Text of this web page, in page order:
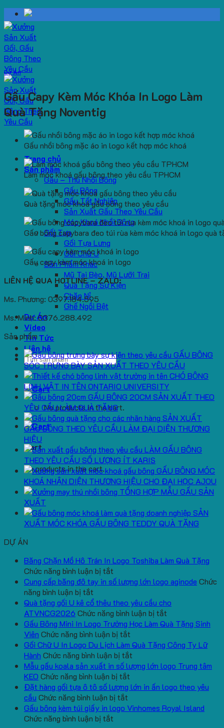
Skip
to
content
Trang chủ
Sản phẩm
Gấu – Thú Nhồi Bông
Gấu Bông
Gấu Tốt Nghiệp
Sản Xuất Gấu Theo Yêu Cầu
Móc Khoá Nhồi Bông
Gối Tựa
Gối Tựa Lưng
Gối Chữ U
Sản Phẩm Khác
Mũ Tai Bèo, Mũ Lưỡi Trai
Quà Tặng Sự Kiện
Chăn Nỉ
Ghế Ngồi Bệt
Dự Án
Video
Tin Tức
Liên hệ
Search
for:
No products in the cart.
Cart
No products in the cart.
Dự Án
Gấu Capy Kèm Móc Khóa In Logo Làm
Quà Tặng Noventig
Gấu nhồi bông mặc áo in logo kết hợp móc khoá
Làm móc khoá gấu bông theo yêu cầu TPHCM
Quà tặng móc khoá gấu bông theo yêu cầu
Gấu bông capybara đeo túi rùa kèm móc khoá in logo quà
Gấu capy kèm móc khoá in logo
LIÊN HỆ QUA HOTLINE – ZALO:
Ms. Phương: 0397.184.595
Ms. Minh: 0376.288.492
Sản phẩm
GẤU BÔNG
SÓC TRƯNG BÀY SẢN XUẤT THEO YÊU CẦU
CHÓ BÔNG
LINH VẬT IN TÊN ONTARIO UNIVERSITY
GẤU BÔNG 20CM SẢN XUẤT THEO
YÊU CẦU LÀM QUÀ TẶNG
SẢN XUẤT
GẤU BÔNG THEO YÊU CẦU LÀM ĐẠI DIỆN THƯƠNG
HIỆU
LÀM GẤU BÔNG
THEO YÊU CẦU SỐ LƯỢNG ÍT KARIS
GẤU BÔNG MÓC
KHOÁ NHẬN DIỆN THƯƠNG HIỆU CHO ĐẠI HỌC AJOU
TỔNG HỢP MẪU GẤU SẢN
XUẤT
SẢN
XUẤT MÓC KHÓA GẤU BÔNG TEDDY QUÀ TẶNG
DỰ ÁN
Băng Chặn Mồ Hô Trán In Logo Toshiba Làm Quà Tặng
Chức năng bình luận bị tắt
Băng
Mồ
Hô
Trán
In
Logo
Toshiba
Làm
Quà
Tặng
Cung cấp băng đô tay in số lượng lớn logo aginode Chức
năng bình luận bị tắt
Cung
cấp
băng
đô
tay
in
số
lượng
lớn
logo
aginode
Quà tặng gối U kê cổ thêu theo yêu cầu cho
ATVNCG2026 Chức năng bình luận bị tắt
Quà
gối
kê
thêu
yêu
Gấu Bông Mini In Logo Trường Học Làm Quà Tặng Sinh
Viên Chức năng bình luận bị tắt
Gấu
Bông
Mini
Logo
Học
Gối Chữ U In Logo Du Lịch Làm Quà Tặng Công Ty Lữ
Hành Chức năng bình luận bị tắt
Gối
U
Logo
Mẫu gấu koala sản xuất in số lượng lớn logo Trung tâm
KEO Chức năng bình luận bị tắt
Mẫu
koala
Đặt hàng gối tựa ô tô số lượng lớn in ấn logo theo yêu
cầu Chức năng bình luận bị tắt
Đặt
Gấu bông kèm túi giấy in logo Vinhomes Royal Island
Chức năng bình luận bị tắt